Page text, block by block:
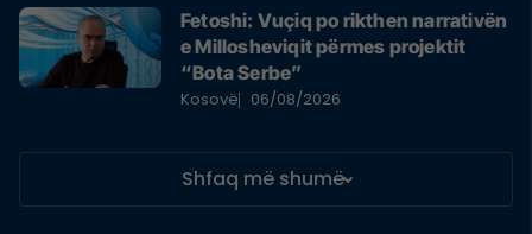
Fetoshi: Vuçiq po rikthen narrativën
e Millosheviqit përmes projektit
“Bota Serbe”
Kosovë 06/08/2026
Shfaq më shumë